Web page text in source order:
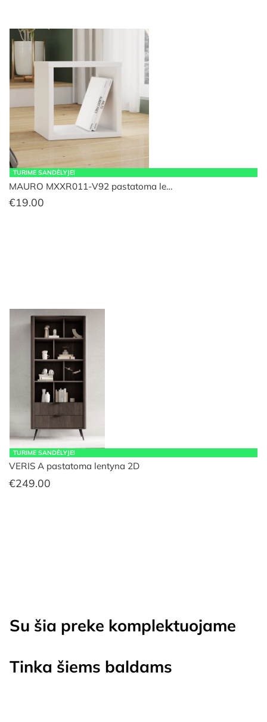
TURIME SANDĖLYJE!
MAURO MXXR011-V92 pastatoma le…
€19.00
TURIME SANDĖLYJE!
VERIS A pastatoma lentyna 2D
€249.00
Su šia preke komplektuojame
Tinka šiems baldams